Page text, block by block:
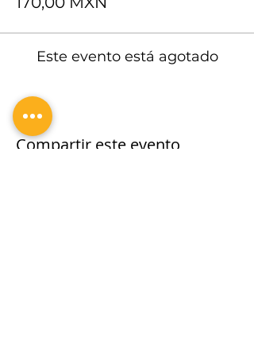
Este evento está agotado
Compartir este evento